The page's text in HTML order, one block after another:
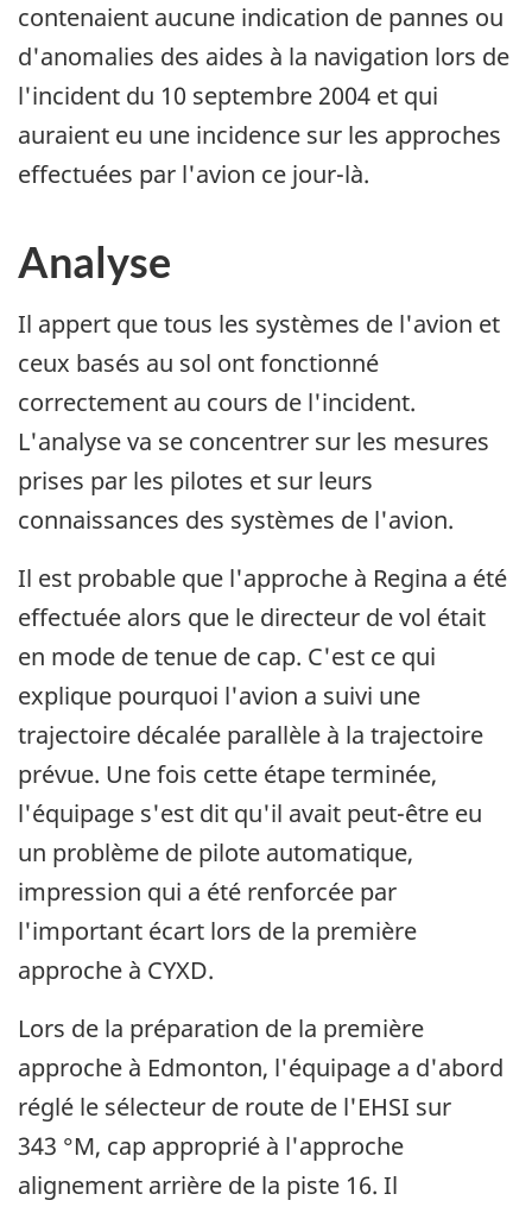
contenaient aucune indication de pannes ou
d'anomalies des aides à la navigation lors de
l'incident du 10 septembre 2004 et qui
auraient eu une incidence sur les approches
effectuées par l'avion ce jour-là.
Analyse
Il appert que tous les systèmes de l'avion et
ceux basés au sol ont fonctionné
correctement au cours de l'incident.
L'analyse va se concentrer sur les mesures
prises par les pilotes et sur leurs
connaissances des systèmes de l'avion.
Il est probable que l'approche à Regina a été
effectuée alors que le directeur de vol était
en mode de tenue de cap. C'est ce qui
explique pourquoi l'avion a suivi une
trajectoire décalée parallèle à la trajectoire
prévue. Une fois cette étape terminée,
l'équipage s'est dit qu'il avait peut-être eu
un problème de pilote automatique,
impression qui a été renforcée par
l'important écart lors de la première
approche à CYXD.
Lors de la préparation de la première
approche à Edmonton, l'équipage a d'abord
réglé le sélecteur de route de l'EHSI sur
343 °M, cap approprié à l'approche
alignement arrière de la piste 16. Il